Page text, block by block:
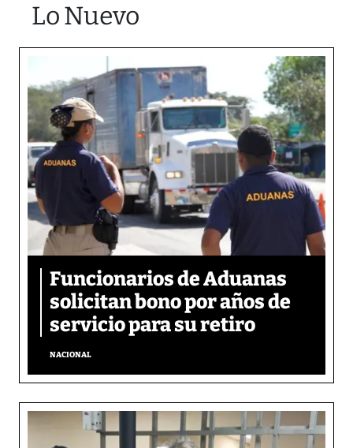
Lo Nuevo
Funcionarios de Aduanas
solicitan bono por años de
servicio para su retiro
NACIONAL